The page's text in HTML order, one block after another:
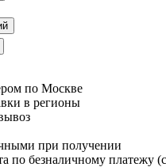
по Москве
в регионы
при получении
по безналичному платежу